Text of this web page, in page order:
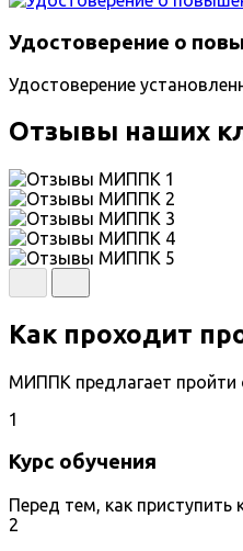
Удостоверение о
Удостоверение
Отзывы наших
Как проходит
МИППК предлагает пройти
1
Курс обучения
Перед тем, как
2